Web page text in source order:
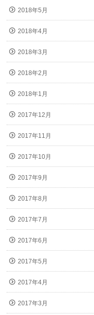
2018年5月
2018年4月
2018年3月
2018年2月
2018年1月
2017年12月
2017年11月
2017年10月
2017年9月
2017年8月
2017年7月
2017年6月
2017年5月
2017年4月
2017年3月